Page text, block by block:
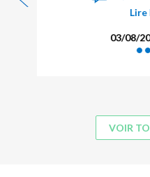
Lire
03/08/
VOIR